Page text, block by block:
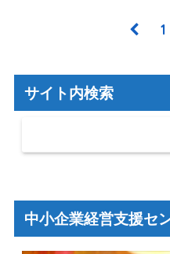
1
サイト内検索
中小企業経営支援セ